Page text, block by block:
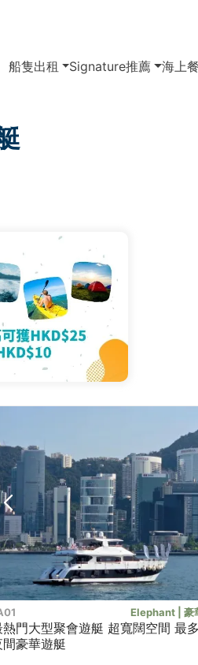
船隻出租 Signature推薦 海上
Elephant | 豪
門大型聚會遊艇 超寬闊空間 最多56
間豪華遊艇